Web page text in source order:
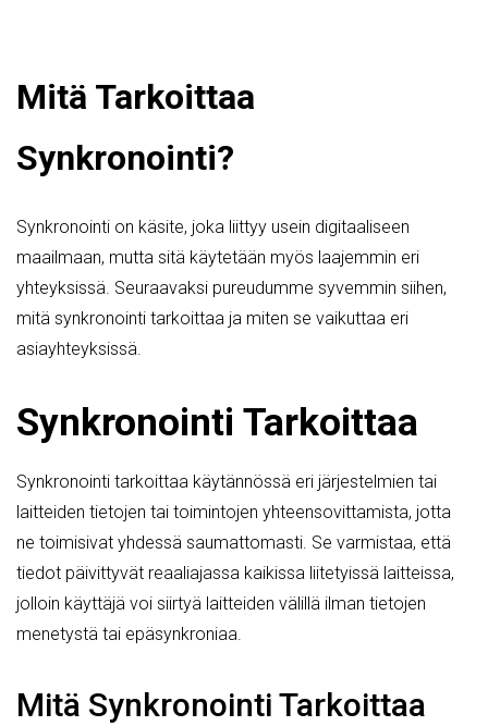
Mitä Tarkoittaa
Synkronointi?
Synkronointi on käsite, joka liittyy usein digitaaliseen
maailmaan, mutta sitä käytetään myös laajemmin eri
yhteyksissä. Seuraavaksi pureudumme syvemmin siihen,
mitä synkronointi tarkoittaa ja miten se vaikuttaa eri
asiayhteyksissä.
Synkronointi Tarkoittaa
Synkronointi tarkoittaa käytännössä eri järjestelmien tai
laitteiden tietojen tai toimintojen yhteensovittamista, jotta
ne toimisivat yhdessä saumattomasti. Se varmistaa, että
tiedot päivittyvät reaaliajassa kaikissa liitetyissä laitteissa,
jolloin käyttäjä voi siirtyä laitteiden välillä ilman tietojen
menetystä tai epäsynkroniaa.
Mitä Synkronointi Tarkoittaa